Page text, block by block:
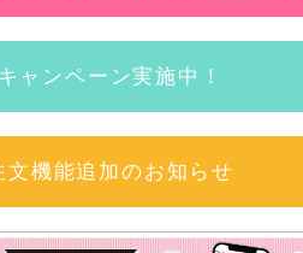
ャンペーン実施中！
文機能追加のお知らせ